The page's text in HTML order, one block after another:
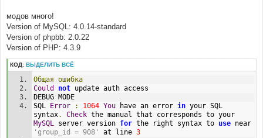
модов много!
Version of MySQL: 4.0.14-standard
Version of phpbb: 2.0.22
Version of PHP: 4.3.9
КОД: ВЫДЕЛИТЬ ВСЁ
Общая ошибка
Could
not update auth access
DEBUG MODE
SQL
Error : 1064 You have an error in your SQL
syntax. Check
MySQL server version for the right syntax to use
'group_id = 908'
at line 3